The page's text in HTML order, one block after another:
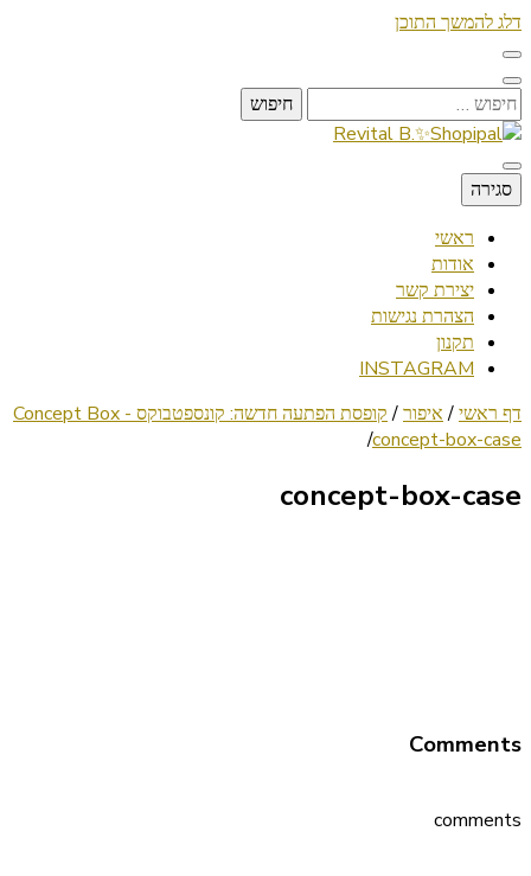
דלג להמשך התוכן
חיפוש:
Revital B.✨Shopipal
Lifestyle ✦ Beauty ✦ Vegan ✦ Travel
סגירה
ראשי
אודות
יצירת קשר
הצהרת נגישות
תקנון
INSTAGRAM
דף ראשי/ איפור/ קופסת הפתעה חדשה: קונספטבוקס - Concept Box
/concept-box-case
concept-box-case
Comments
comments